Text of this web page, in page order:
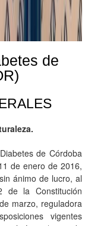
de
de Córdoba
de enero de 2016,
ánimo de lucro, al
la Constitución
marzo, reguladora
vigentes